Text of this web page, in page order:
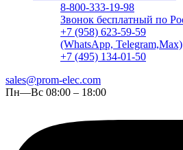
8-800-333-19-98
Звонок бесплатный по
+7 (958) 623-59-59
(WhatsApp, Telegram,Max)
+7 (495) 134-01-50
sales@prom-elec.com
Пн—Вс 08:00 – 18:00